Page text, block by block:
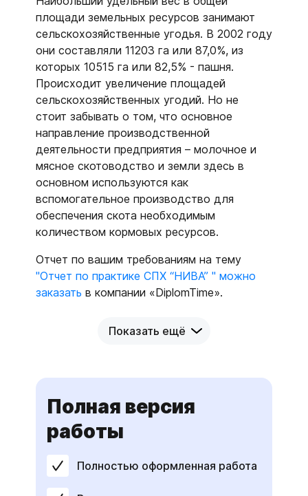
площади земельных ресурсов занимают
сельскохозяйственные угодья. В 2002 году
они составляли 11203 га или 87,0%, из
которых 10515 га или 82,5% - пашня.
Происходит увеличение площадей
сельскохозяйственных угодий. Но не
стоит забывать о том, что основное
направление производственной
деятельности предприятия – молочное и
мясное скотоводство и земли здесь в
основном используются как
вспомогательное производство для
обеспечения скота необходимым
количеством кормовых ресурсов.
Отчет по вашим требованиям на тему
"Отчет по практике СПХ “НИВА” " можно
заказать в компании «DiplomTime».
Показать ещё
Полная версия
работы
Полностью оформленная работа